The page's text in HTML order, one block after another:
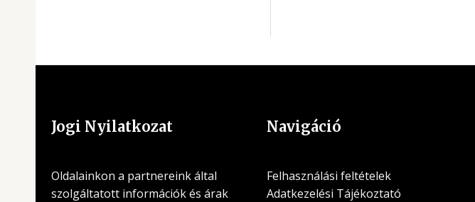
Jogi Nyilatkozat
Oldalainkon a partnereink által
szolgáltatott információk és árak
Navigáció
Felhasználási feltételek
Adatkezelési Tájékoztató